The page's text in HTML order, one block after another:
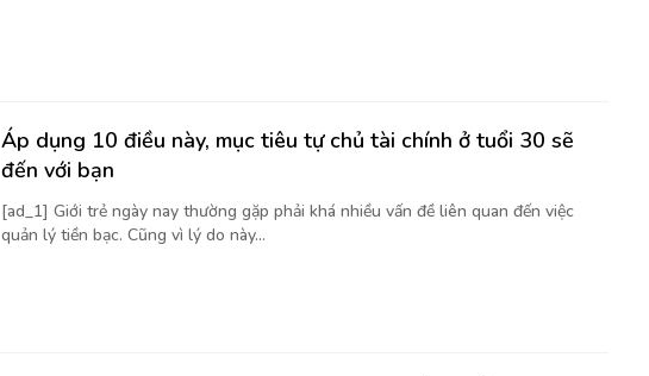
Áp dụng 10 điều này, mục tiêu tự chủ tài chính ở tuổi 30 sẽ
đến với bạn
[ad_1] Giới trẻ ngày nay thường gặp phải khá nhiều vấn đề liên quan đến việc
quản lý tiền bạc. Cũng vì lý do này...